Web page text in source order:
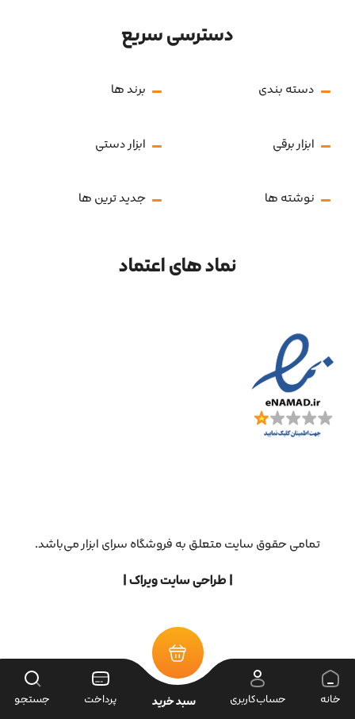
دسترسی سریع
دسته بندی برند ها
ابزار برقی ابزار دستی
نوشته ها جدید ترین ها
نماد های اعتماد
تمامی حقوق سایت متعلق به فروشگاه سرای ابزار می‌باشد.
| طراحی سایت ویراک |
خانه حساب‌کاربری سبد خرید پرداخت جستجو